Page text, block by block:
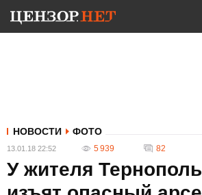
НОВОСТИ ФОТО
13.01.18 22:52 5 939 82
У жителя